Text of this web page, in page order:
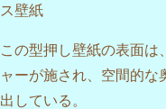
ス壁紙
この型押し壁紙の表面は
ャーが施され、空間的な
出している。